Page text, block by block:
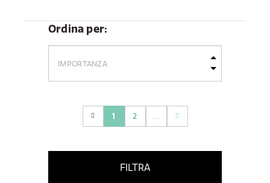
Ordina per:
1(current)
2
FILTRA